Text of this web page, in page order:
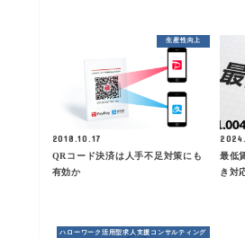
生産性向上
2018.10.17
QRコード決済は人手不足対策にも
有効か
最低
き対
ハローワーク活用型求人支援コンサルティング